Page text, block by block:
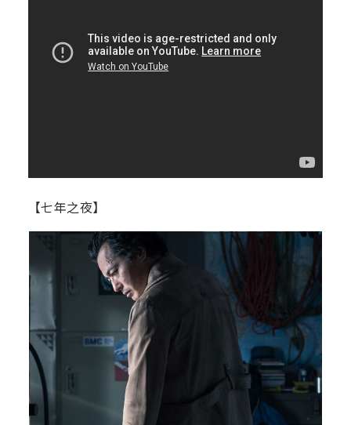
【七年之夜】